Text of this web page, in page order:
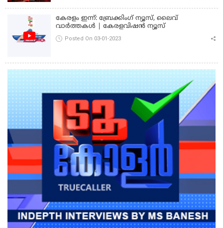
കേരളം ഇന്ന്: ബ്രേക്കിംഗ് ന്യൂസ്, ലൈവ്
വാർത്തകൾ | കേരളവിഷൻ ന്യൂസ്
Posted On 03-01-2023